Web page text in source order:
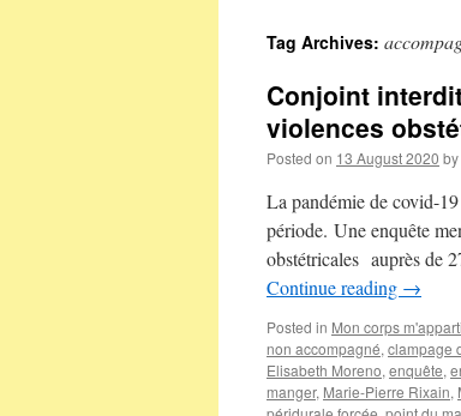
content
Tag Archives:
Conjoint
violences
Posted on 13 August 2020 by
La pandémie de covid-
période. Une enquête
obstétricales auprès de
Continue reading →
Posted in Mon corps
non accompagné, clampage
Elisabeth Moreno, enquête,
manger, Marie-Pierre Rixain,